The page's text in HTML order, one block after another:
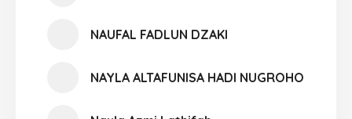
NAUFAL FADLUN DZAKI
NAYLA ALTAFUNISA HADI NUGROHO